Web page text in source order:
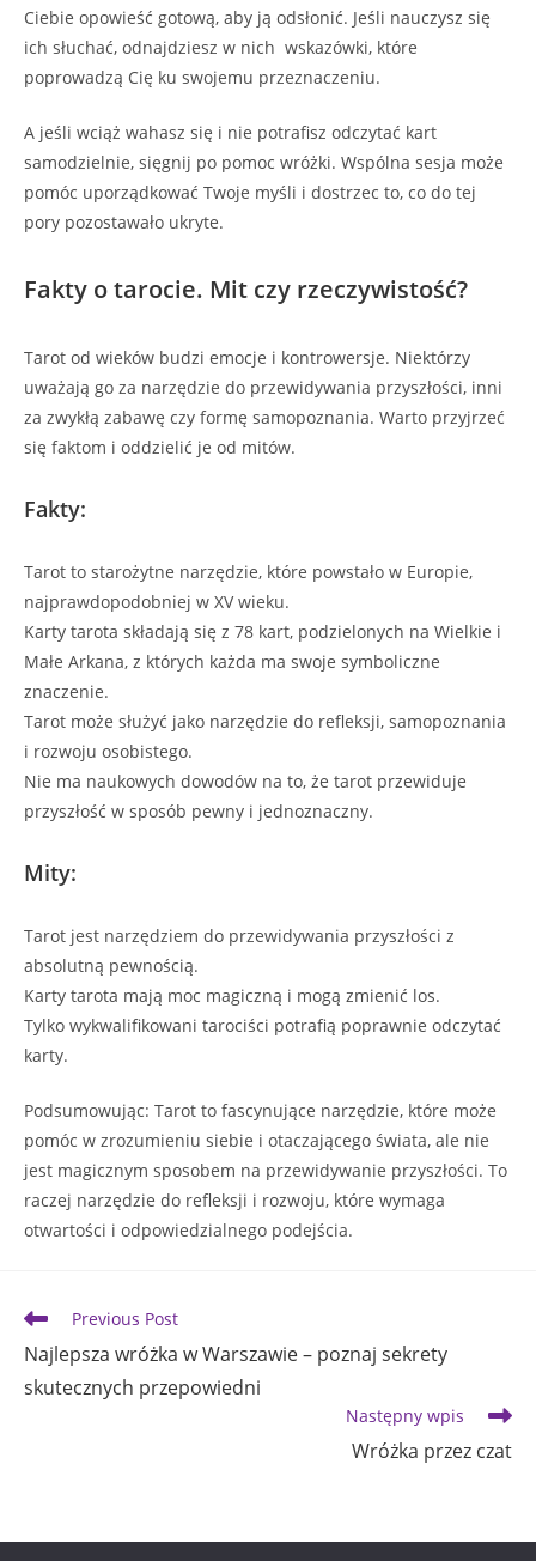
Ciebie opowieść gotową, aby ją odsłonić. Jeśli nauczysz się
ich słuchać, odnajdziesz w nich wskazówki, które
poprowadzą Cię ku swojemu przeznaczeniu.
A jeśli wciąż wahasz się i nie potrafisz odczytać kart
samodzielnie, sięgnij po pomoc wróżki. Wspólna sesja może
pomóc uporządkować Twoje myśli i dostrzec to, co do tej
pory pozostawało ukryte.
Fakty o tarocie. Mit czy rzeczywistość?
Tarot od wieków budzi emocje i kontrowersje. Niektórzy
uważają go za narzędzie do przewidywania przyszłości, inni
za zwykłą zabawę czy formę samopoznania. Warto przyjrzeć
się faktom i oddzielić je od mitów.
Fakty:
Tarot to starożytne narzędzie, które powstało w Europie,
najprawdopodobniej w XV wieku.
Karty tarota składają się z 78 kart, podzielonych na Wielkie i
Małe Arkana, z których każda ma swoje symboliczne
znaczenie.
Tarot może służyć jako narzędzie do refleksji, samopoznania
i rozwoju osobistego.
Nie ma naukowych dowodów na to, że tarot przewiduje
przyszłość w sposób pewny i jednoznaczny.
Mity:
Tarot jest narzędziem do przewidywania przyszłości z
absolutną pewnością.
Karty tarota mają moc magiczną i mogą zmienić los.
Tylko wykwalifikowani tarociści potrafią poprawnie odczytać
karty.
Podsumowując: Tarot to fascynujące narzędzie, które może
pomóc w zrozumieniu siebie i otaczającego świata, ale nie
jest magicznym sposobem na przewidywanie przyszłości. To
raczej narzędzie do refleksji i rozwoju, które wymaga
otwartości i odpowiedzialnego podejścia.
Read
articles
Previous Post
Najlepsza wróżka w Warszawie – poznaj sekrety
skutecznych przepowiedni
Następny wpis
Wróżka przez czat